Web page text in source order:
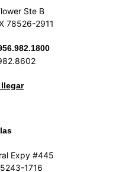
Ste B
78526-2911
Expy #445
1716